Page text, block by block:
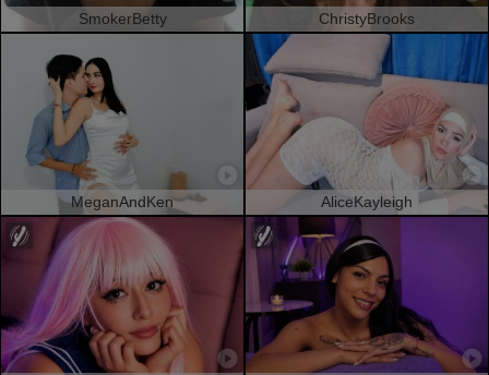
SmokerBetty ChristyBrooks
MeganAndKen AliceKayleigh